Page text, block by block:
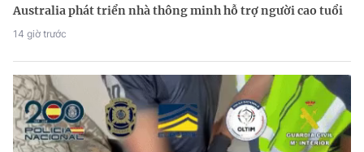
Australia phát triển nhà thông minh hỗ trợ người cao tuổi
14 giờ trước